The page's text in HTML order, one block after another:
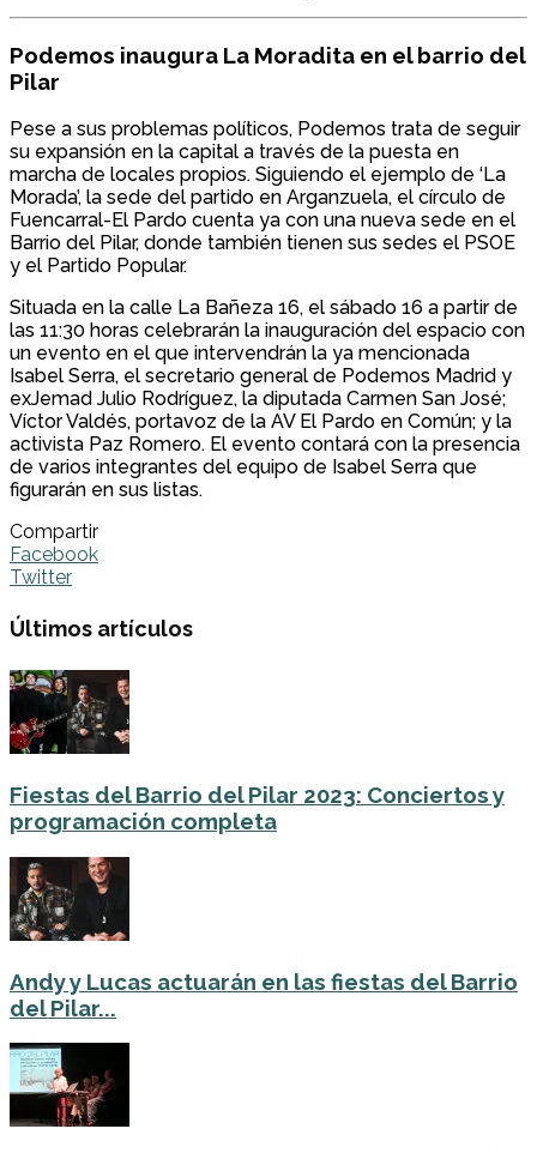
Podemos inaugura La Moradita en el barrio del
Pilar
Pese a sus problemas políticos, Podemos trata de seguir
su expansión en la capital a través de la puesta en
marcha de locales propios. Siguiendo el ejemplo de ‘La
Morada’, la sede del partido en Arganzuela, el círculo de
Fuencarral-El Pardo cuenta ya con una nueva sede en el
Barrio del Pilar, donde también tienen sus sedes el PSOE
y el Partido Popular.
Situada en la calle La Bañeza 16, el sábado 16 a partir de
las 11:30 horas celebrarán la inauguración del espacio con
un evento en el que intervendrán la ya mencionada
Isabel Serra, el secretario general de Podemos Madrid y
exJemad Julio Rodríguez, la diputada Carmen San José;
Víctor Valdés, portavoz de la AV El Pardo en Común; y la
activista Paz Romero. El evento contará con la presencia
de varios integrantes del equipo de Isabel Serra que
figurarán en sus listas.
Compartir
Facebook
Twitter
Últimos artículos
Fiestas del Barrio del Pilar 2023: Conciertos y
programación completa
Andy y Lucas actuarán en las fiestas del Barrio
del Pilar...